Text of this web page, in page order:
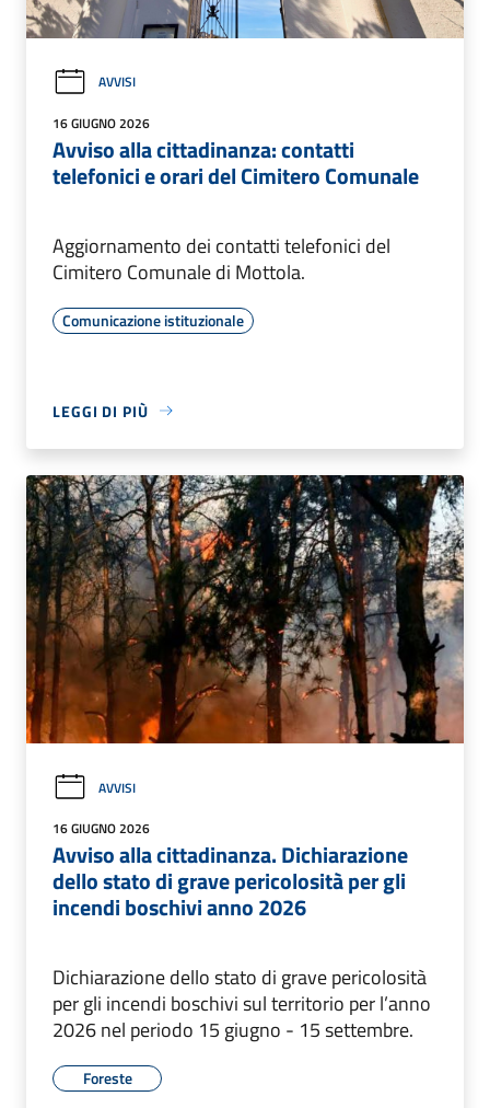
AVVISI
16 GIUGNO 2026
Avviso alla cittadinanza: contatti
telefonici e orari del Cimitero Comunale
Aggiornamento dei contatti telefonici del
Cimitero Comunale di Mottola.
Comunicazione istituzionale
LEGGI DI PIÙ
AVVISI
16 GIUGNO 2026
Avviso alla cittadinanza. Dichiarazione
dello stato di grave pericolosità per gli
incendi boschivi anno 2026
Dichiarazione dello stato di grave pericolosità
per gli incendi boschivi sul territorio per l’anno
2026 nel periodo 15 giugno - 15 settembre.
Foreste